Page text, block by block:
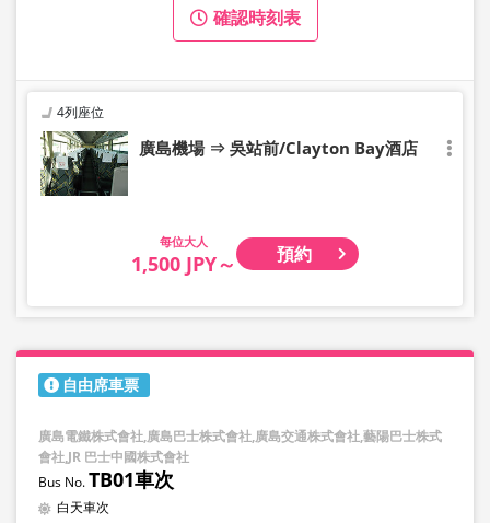
確認時刻表
4列座位
廣島機場 ⇒ 吳站前/Clayton Bay酒店
大人
1,500 JPY～ 預約
自由席車票
廣島電鐵株式會社,廣島巴士株式會社,廣島交通株式會社,藝陽巴士株式
會社,JR 巴士中國株式會社
TB01車次
白天車次